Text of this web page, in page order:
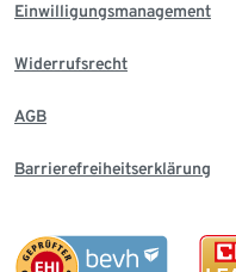
Einwilligungsmanagement
Widerrufsrecht
AGB
Barrierefreiheitserklärung